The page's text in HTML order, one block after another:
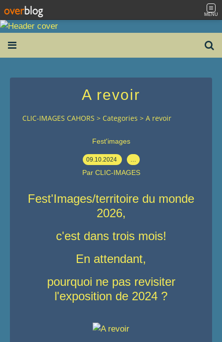
MENU
A revoir
CLIC-IMAGES CAHORS > Categories > A revoir
Fest'images
09.10.2024
Par CLIC-IMAGES
Fest'Images/territoire du monde
2026,
c'est dans trois mois!
En attendant,
pourquoi ne pas revisiter
l'exposition de 2024 ?